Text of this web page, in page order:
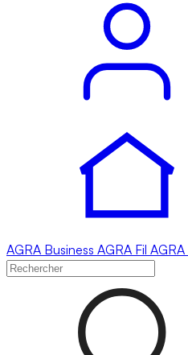
AGRA Business AGRA Fil AGRA